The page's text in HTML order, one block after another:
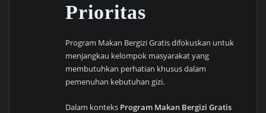
Prioritas
Program Makan Bergizi Gratis difokuskan untuk
menjangkau kelompok masyarakat yang
membutuhkan perhatian khusus dalam
pemenuhan kebutuhan gizi.
Dalam konteks Program Makan Bergizi Gratis